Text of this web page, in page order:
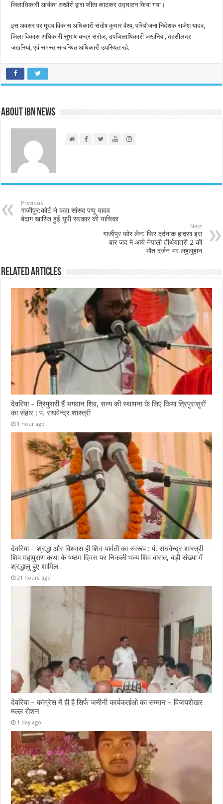
जिलाधिकारी आर्यका अखौरी द्वारा फीता काटकर उद्घाटन किया गया।
इस अवसर पर मुख्य विकास अधिकारी संतोष कुमार वैश्य, परियोजना निदेशक राजेश यादव,
जिला विकास अधिकारी सुभाष चन्द्र सरोज, उपजिलाधिकारी जखनियां, तहसीलदर
जखनियां, एवं समस्त सम्बन्धित अधिकारी उपस्थित रहे.
About IBN NEWS
Previous
गाजीपुर:कोर्ट ने कहा सांसद पप्पू यादव
बेदाग खारिज हुई यूपी सरकार की याचिका
Next
गाजीपुर फोर लेन: फिर दर्दनाक हादसा इस
बार जद मे आये नेपाली तीर्थयात्री 2 की
मौत दर्जन भर लहुलुहान
Related Articles
देवरिया – त्रिपुरारी हैं भगवान शिव, सत्य की स्थापना के लिए किया त्रिपुरासुरों
का संहार : पं. राघवेन्द्र शास्त्री
1 hour ago
देवरिया – श्रद्धा और विश्वास ही शिव-पार्वती का स्वरूप : पं. राघवेन्द्र शास्त्री –
शिव महापुराण कथा के षष्ठम दिवस पर निकली भव्य शिव बारात, बड़ी संख्या में
श्रद्धालु हुए शामिल
21 hours ago
देवरिया – कांग्रेस में ही है सिर्फ जमीनी कार्यकर्ताओ का सम्मान – विजयशेखर
मल्ल रोशन
1 day ago